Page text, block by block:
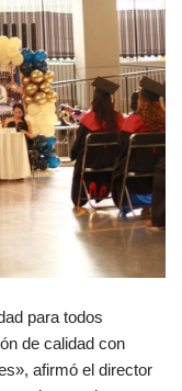
para todos
de calidad con
afirmó el director